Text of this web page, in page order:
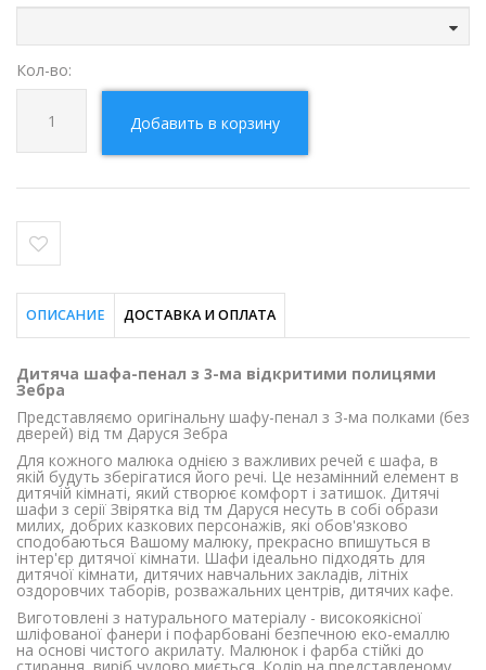
Кол-во:
Добавить в корзину
ОПИСАНИЕ ДОСТАВКА И ОПЛАТА
Дитяча шафа-пенал з 3-ма відкритими полицями
Зебра
Представляємо оригінальну шафу-пенал з 3-ма полками (без
дверей) від тм Даруся Зебра
Для кожного малюка однією з важливих речей є шафа, в
якій будуть зберігатися його речі. Це незамінний елемент в
дитячій кімнаті, який створює комфорт і затишок. Дитячі
шафи з серії Звірятка від тм Даруся несуть в собі образи
милих, добрих казкових персонажів, які обов'язково
сподобаються Вашому малюку, прекрасно впишуться в
інтер'єр дитячої кімнати. Шафи ідеально підходять для
дитячої кімнати, дитячих навчальних закладів, літніх
оздоровчих таборів, розважальних центрів, дитячих кафе.
Виготовлені з натурального матеріалу - високоякісної
шліфованої фанери і пофарбовані безпечною еко-емаллю
на основі чистого акрилату. Малюнок і фарба стійкі до